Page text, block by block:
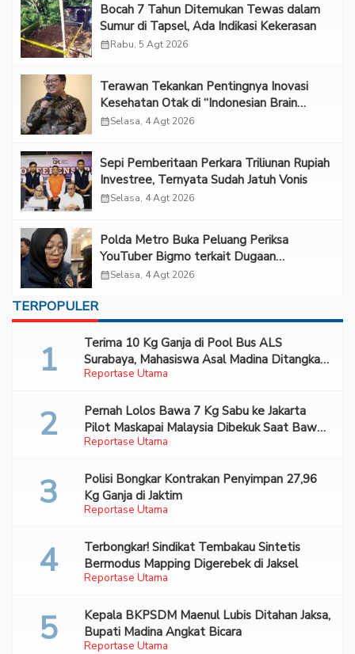
Bocah 7 Tahun Ditemukan Tewas dalam
Sumur di Tapsel, Ada Indikasi Kekerasan
calendar_monthRabu, 5 Agt 2026
Terawan Tekankan Pentingnya Inovasi
Kesehatan Otak di “Indonesian Brain
Forum 2026 UPN Veteran Jakarta”
calendar_monthSelasa, 4 Agt 2026
Sepi Pemberitaan Perkara Triliunan Rupiah
Investree, Ternyata Sudah Jatuh Vonis
calendar_monthSelasa, 4 Agt 2026
Polda Metro Buka Peluang Periksa
YouTuber Bigmo terkait Dugaan
Eksploitasi Anak
calendar_monthSelasa, 4 Agt 2026
TERPOPULER
Reportase Utama
Terima 10 Kg Ganja di Pool Bus ALS
Surabaya, Mahasiswa Asal Madina Ditangkap
Bareskrim
Reportase Utama
Pernah Lolos Bawa 7 Kg Sabu ke Jakarta
Pilot Maskapai Malaysia Dibekuk Saat Bawa
70 Ribu Pil Ekstasi Di Bandara Soetta
Reportase Utama
Polisi Bongkar Kontrakan Penyimpan 27,96
Kg Ganja di Jaktim
Reportase Utama
Terbongkar! Sindikat Tembakau Sintetis
Bermodus Mapping Digerebek di Jaksel
Reportase Utama
Kepala BKPSDM Maenul Lubis Ditahan Jaksa,
Bupati Madina Angkat Bicara